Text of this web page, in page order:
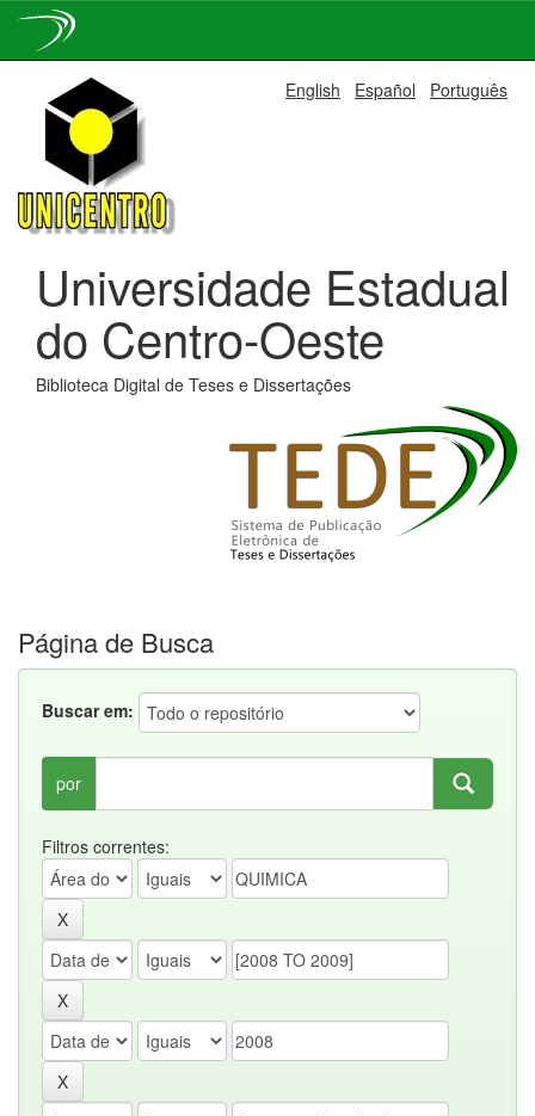
navigation
English Español Português
Universidade Estadual
do Centro-Oeste
Biblioteca Digital de Teses e Dissertações
Página de Busca
Buscar em:
por
Filtros correntes: